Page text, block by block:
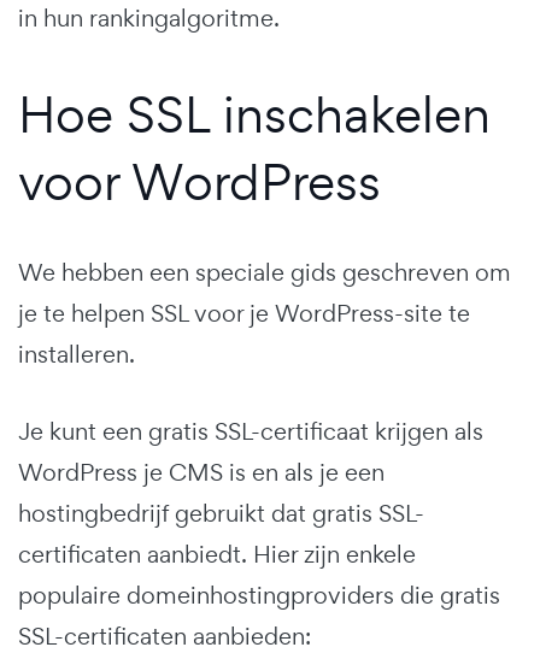
in hun rankingalgoritme.
Hoe SSL inschakelen
voor WordPress
We hebben een speciale gids geschreven om
je te helpen SSL voor je WordPress-site te
installeren.
Je kunt een gratis SSL-certificaat krijgen als
WordPress je CMS is en als je een
hostingbedrijf gebruikt dat gratis SSL-
certificaten aanbiedt. Hier zijn enkele
populaire domeinhostingproviders die gratis
SSL-certificaten aanbieden: